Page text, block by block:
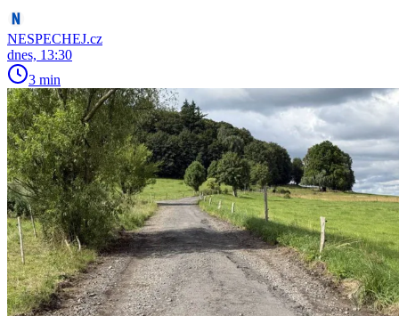
NESPECHEJ.cz
dnes, 13:30
3 min